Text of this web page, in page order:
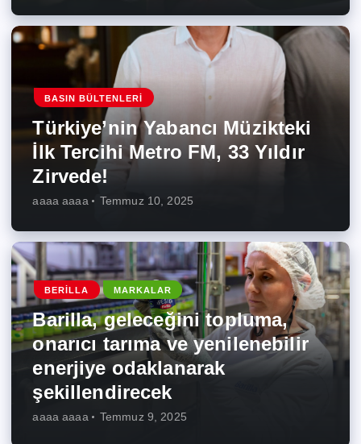
BASIN BÜLTENLERI
Türkiye’nin Yabancı Müzikteki
İlk Tercihi Metro FM, 33 Yıldır
Zirvede!
aaaa aaaa Temmuz 10, 2025
BERILLA MARKALAR
Barilla, geleceğini topluma,
onarıcı tarıma ve yenilenebilir
enerjiye odaklanarak
şekillendirecek
aaaa aaaa Temmuz 9, 2025